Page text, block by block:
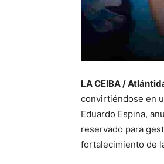
LA CEIBA /
convirtiéndose en
Eduardo Espina,
reservado para
fortalecimiento de